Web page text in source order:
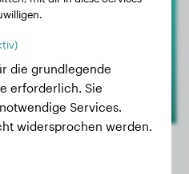
die grundlegende
erforderlich. Sie
Services.
widersprochen werden.